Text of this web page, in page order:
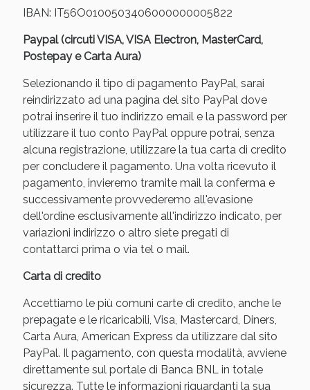
IBAN: IT56O0100503406000000005822
Paypal (circuti VISA, VISA Electron, MasterCard,
Postepay e Carta Aura)
Selezionando il tipo di pagamento PayPal, sarai
reindirizzato ad una pagina del sito PayPal dove
potrai inserire il tuo indirizzo email e la password per
utilizzare il tuo conto PayPal oppure potrai, senza
alcuna registrazione, utilizzare la tua carta di credito
per concludere il pagamento. Una volta ricevuto il
pagamento, invieremo tramite mail la conferma e
successivamente provvederemo all'evasione
dell'ordine esclusivamente all'indirizzo indicato, per
variazioni indirizzo o altro siete pregati di
contattarci prima o via tel o mail.
Carta di credito
Accettiamo le più comuni carte di credito, anche le
prepagate e le ricaricabili, Visa, Mastercard, Diners,
Carta Aura, American Express da utilizzare dal sito
PayPal. Il pagamento, con questa modalità, avviene
direttamente sul portale di Banca BNL in totale
sicurezza. Tutte le informazioni riguardanti la sua
Vie Urinarie e Prostata: Sconti fino al 45% oggi!
Benessere Intestinale: Sconto fino al 55% valido